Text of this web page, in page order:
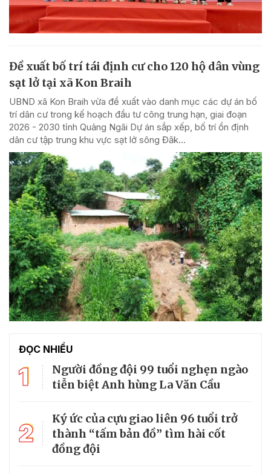
Đề xuất bố trí tái định cư cho 120 hộ dân vùng
sạt lở tại xã Kon Braih
UBND xã Kon Braih vừa đề xuất vào danh mục các dự án bố
trí dân cư trong kế hoạch đầu tư công trung hạn, giai đoạn
2026 - 2030 tỉnh Quảng Ngãi Dự án sắp xếp, bố trí ổn định
dân cư tập trung khu vực sạt lở sông Đăk...
ĐỌC NHIỀU
1
Người đồng đội 99 tuổi nghẹn ngào
tiễn biệt Anh hùng La Văn Cầu
2
Ký ức của cựu giao liên 96 tuổi trở
thành “tấm bản đồ” tìm hài cốt
đồng đội